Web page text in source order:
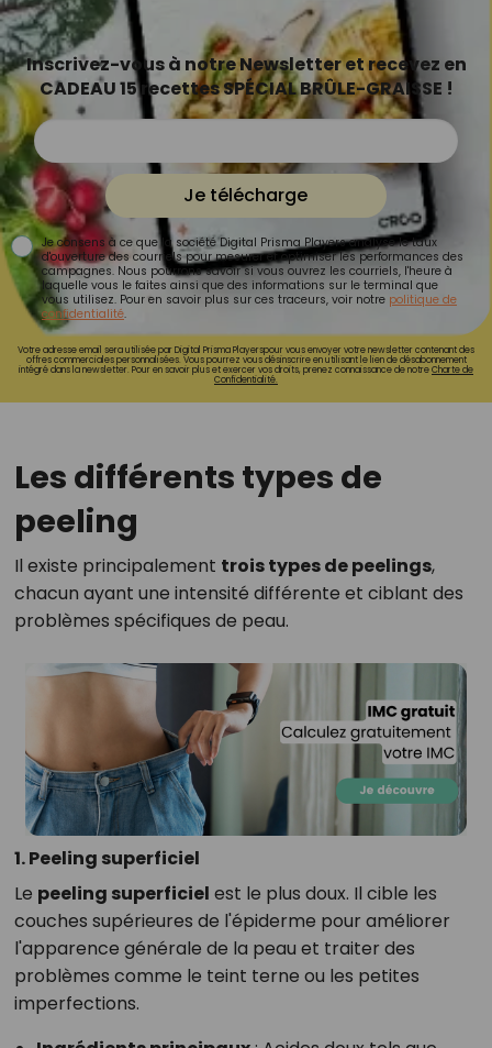
Inscrivez-vous à notre Newsletter et recevez en
CADEAU 15 recettes SPÉCIAL BRÛLE-GRAISSE !
Je télécharge
Je consens à ce que la société Digital Prisma Players analyse le taux
d'ouverture des courriels pour mesurer et optimiser les performances des
campagnes. Nous pourrons savoir si vous ouvrez les courriels, l'heure à
laquelle vous le faites ainsi que des informations sur le terminal que
vous utilisez. Pour en savoir plus sur ces traceurs, voir notre politique de
confidentialité.
Votre adresse email sera utilisée par Digital Prisma Playerspour vous envoyer votre newsletter contenant des
offres commerciales personnalisées. Vous pourrez vous désinscrire en utilisant le lien de désabonnement
intégré dans la newsletter. Pour en savoir plus et exercer vos droits, prenez connaissance de notreCharte de
Confidentialité.
Les différents types de
peeling
Il existe principalement trois types de peelings,
chacun ayant une intensité différente et ciblant des
problèmes spécifiques de peau.
1. Peeling superficiel
Le peeling superficiel est le plus doux. Il cible les
couches supérieures de l'épiderme pour améliorer
l'apparence générale de la peau et traiter des
problèmes comme le teint terne ou les petites
imperfections.